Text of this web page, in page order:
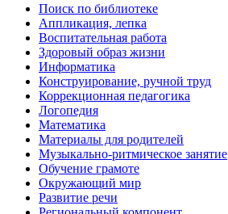
Поиск по библиотеке
Аппликация, лепка
Воспитательная работа
Здоровый образ жизни
Информатика
Конструирование, ручной труд
Коррекционная педагогика
Логопедия
Математика
Материалы для родителей
Музыкально-ритмическое занятие
Обучение грамоте
Окружающий мир
Развитие речи